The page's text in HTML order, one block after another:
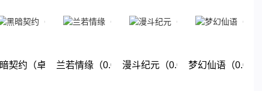
下载 下载 下载 下载
强力英雄）
契约（卓越回归0.05折）
兰若情缘（0.05折免费版）漫斗纪元（0.05折鬼畜服）
梦幻仙语（0.05